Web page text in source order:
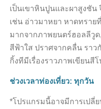
เป็นเขาหินปูนและผาสูงชั
เช่น อ่าวมาหยา หาดทราย
มากจากภาพยนตร์ฮอลลีวูด
สีฟ้าใส ปราศจากคลื่น รา
กิ้งทีมีเรื่องราวภาพเขียนสี
ช่วงเวลาท่องเที่ยว: ทุกวัน
*โปรแกรมนี้อาจมีการเปลี่